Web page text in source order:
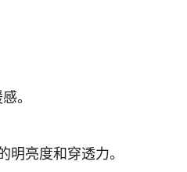
。
亮度和穿透力。